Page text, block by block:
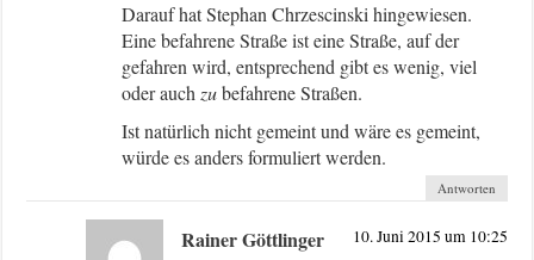
Darauf hat Stephan Chrzescinski hingewiesen.
Eine befahrene Straße ist eine Straße, auf der
gefahren wird, entsprechend gibt es wenig, viel
oder auchzubefahrene Straßen.
Ist natürlich nicht gemeint und wäre es gemeint,
würde es anders formuliert werden.
Antworten
Rainer Göttlinger 10. Juni 2015 um 10:25